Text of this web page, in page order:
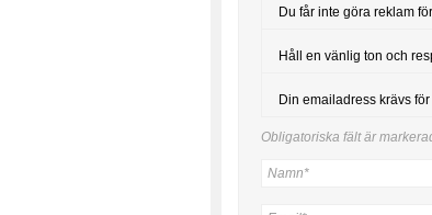
Du får inte göra reklam
Håll en vänlig ton och
Din emailadress krävs
Obligatoriska fält är